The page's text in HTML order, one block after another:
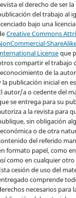
el derecho de ser
del trabajo al
bajo una licencia
Creative Commons
Licenseque
compartir el trabajo
de la
la publicación inicial en
autor/a o cedente del
se entrega para su
a la revista para
sin obligación
o de otra
del referido
formato papel, como
como en cualquier
cesión de uso del
comprende
necesarios para